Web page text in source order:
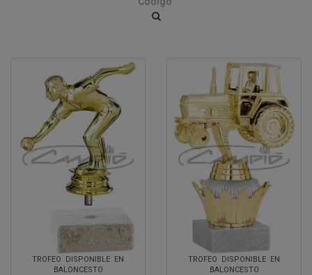
TROFEO DISPONIBLE EN
BALONCESTO
TROFEO DISPONIBLE EN
BALONCESTO